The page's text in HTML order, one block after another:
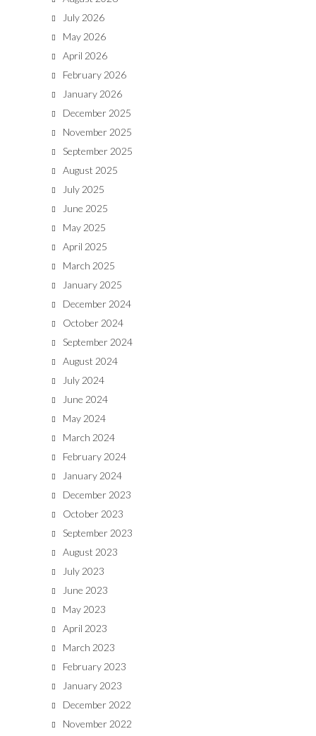
July 2026
May 2026
April 2026
February 2026
January 2026
December 2025
November 2025
September 2025
August 2025
July 2025
June 2025
May 2025
April 2025
March 2025
January 2025
December 2024
October 2024
September 2024
August 2024
July 2024
June 2024
May 2024
March 2024
February 2024
January 2024
December 2023
October 2023
September 2023
August 2023
July 2023
June 2023
May 2023
April 2023
March 2023
February 2023
January 2023
December 2022
November 2022